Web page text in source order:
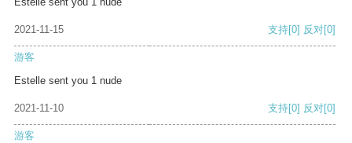
2021-11-15 支持[0] 反对[0]
游客
Estelle sent you 1 nude
2021-11-10 支持[0] 反对[0]
游客